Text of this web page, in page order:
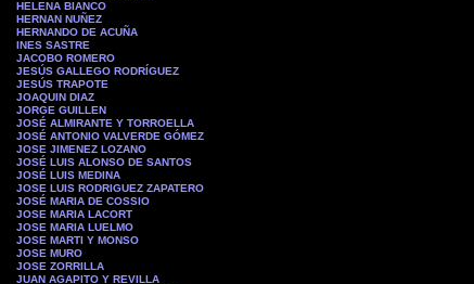
HELENA BIANCO
HERNAN NUÑEZ
HERNANDO DE ACUÑA
INES SASTRE
JACOBO ROMERO
JESÚS GALLEGO RODRÍGUEZ
JESÚS TRAPOTE
JOAQUIN DIAZ
JORGE GUILLEN
JOSÉ ALMIRANTE Y TORROELLA
JOSÉ ANTONIO VALVERDE GÓMEZ
JOSE JIMENEZ LOZANO
JOSÉ LUIS ALONSO DE SANTOS
JOSÉ LUIS MEDINA
JOSE LUIS RODRIGUEZ ZAPATERO
JOSÉ MARIA DE COSSIO
JOSE MARIA LACORT
JOSE MARIA LUELMO
JOSE MARTI Y MONSO
JOSE MURO
JOSE ZORRILLA
JUAN AGAPITO Y REVILLA